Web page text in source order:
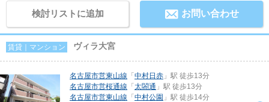
検討リストに追加 お問い合わせ
賃貸｜マンション ヴィラ大宮
名古屋市営東山線 「 中村日赤 」駅 徒歩13分
名古屋市営桜通線 「 太閤通 」駅 徒歩13分
名古屋市営東山線 「 中村公園 」駅 徒歩14分